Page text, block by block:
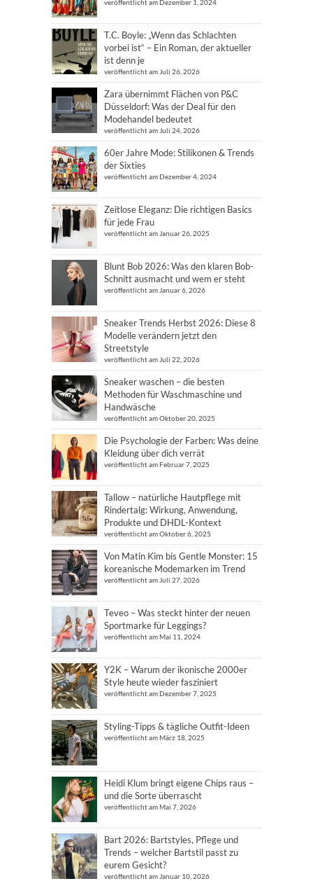
veröffentlicht am Dezember 1, 2024
T.C. Boyle: „Wenn das Schlachten
vorbei ist“ – Ein Roman, der aktueller
ist denn je
veröffentlicht am Juli 26, 2026
Zara übernimmt Flächen von P&C
Düsseldorf: Was der Deal für den
Modehandel bedeutet
veröffentlicht am Juli 24, 2026
60er Jahre Mode: Stilikonen & Trends
der Sixties
veröffentlicht am Dezember 4, 2024
Zeitlose Eleganz: Die richtigen Basics
für jede Frau
veröffentlicht am Januar 26, 2025
Blunt Bob 2026: Was den klaren Bob-
Schnitt ausmacht und wem er steht
veröffentlicht am Januar 6, 2026
Sneaker Trends Herbst 2026: Diese 8
Modelle verändern jetzt den
Streetstyle
veröffentlicht am Juli 22, 2026
Sneaker waschen – die besten
Methoden für Waschmaschine und
Handwäsche
veröffentlicht am Oktober 20, 2025
Die Psychologie der Farben: Was deine
Kleidung über dich verrät
veröffentlicht am Februar 7, 2025
Tallow – natürliche Hautpflege mit
Rindertalg: Wirkung, Anwendung,
Produkte und DHDL-Kontext
veröffentlicht am Oktober 6, 2025
Von Matin Kim bis Gentle Monster: 15
koreanische Modemarken im Trend
veröffentlicht am Juli 27, 2026
Teveo – Was steckt hinter der neuen
Sportmarke für Leggings?
veröffentlicht am Mai 11, 2024
Y2K – Warum der ikonische 2000er
Style heute wieder fasziniert
veröffentlicht am Dezember 7, 2025
Styling-Tipps & tägliche Outfit-Ideen
veröffentlicht am März 18, 2025
Heidi Klum bringt eigene Chips raus –
und die Sorte überrascht
veröffentlicht am Mai 7, 2026
Bart 2026: Bartstyles, Pflege und
Trends – welcher Bartstil passt zu
eurem Gesicht?
veröffentlicht am Januar 10, 2026